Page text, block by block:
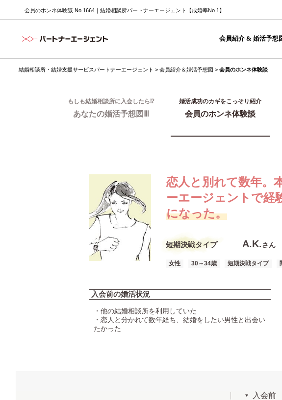
会員のホンネ体験談 No.1664｜結婚相談所パートナーエージェント【成婚率No.1】
会員紹介 & 婚活予想
結婚相談所・結婚支援サービスパートナーエージェント > 会員紹介＆婚活予想図 > 会員のホンネ体験談
もしも結婚相談所に入会したら⁉
あなたの婚活予想図Ⅲ
婚活成功のカギをこっそり紹介
会員のホンネ体験談
恋人と別れて数年。
ーエージェントで経
になった。
短期決戦タイプ A.K.さん
女性 30～34歳 短期決戦タイプ
入会前の婚活状況
・他の結婚相談所を利用していた
・恋人と分かれて数年経ち、結婚をしたい男性と出会い
たかった
入会前